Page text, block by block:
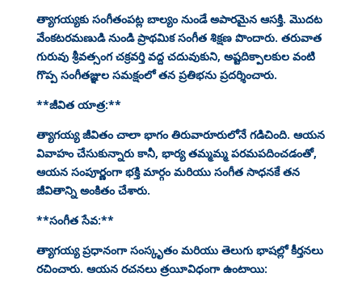
త్యాగయ్యకు సంగీతంపట్ల బాల్యం నుండే అపారమైన ఆసక్తి. మొదట
వేంకటరమణుడి నుండి ప్రాథమిక సంగీత శిక్షణ పొందారు. తరువాత
గురువు శ్రీవత్సంగ చక్రవర్తి వద్ద చదువుకుని, అష్టదిక్పాలకుల వంటి
గొప్ప సంగీతజ్ఞుల సమక్షంలో తన ప్రతిభను ప్రదర్శించారు.
**జీవిత యాత్ర:**
త్యాగయ్య జీవితం చాలా భాగం తిరువారూరులోనే గడిచింది. ఆయన
వివాహం చేసుకున్నారు కానీ, భార్య తమ్మమ్మ పరమపదించడంతో,
ఆయన సంపూర్ణంగా భక్తి మార్గం మరియు సంగీత సాధనకే తన
జీవితాన్ని అంకితం చేశారు.
**సంగీత సేవ:**
త్యాగయ్య ప్రధానంగా సంస్కృతం మరియు తెలుగు భాషల్లో కీర్తనలు
రచించారు. ఆయన రచనలు త్రయీవిధంగా ఉంటాయి: